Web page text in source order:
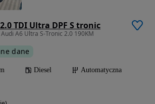
TDI Ultra DPF S tronic
A6 Ultra S-Tronic 2.0 190KM
dane
Diesel
Automatyczna